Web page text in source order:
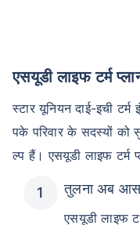
एसयूडी लाइफ टर्म
स्टार यूनियन दाई-इची
पके परिवार के सदस्यों को
ल्प हैं। एसयूडी लाइफ
तुलना अब
एसयूडी लाइफ